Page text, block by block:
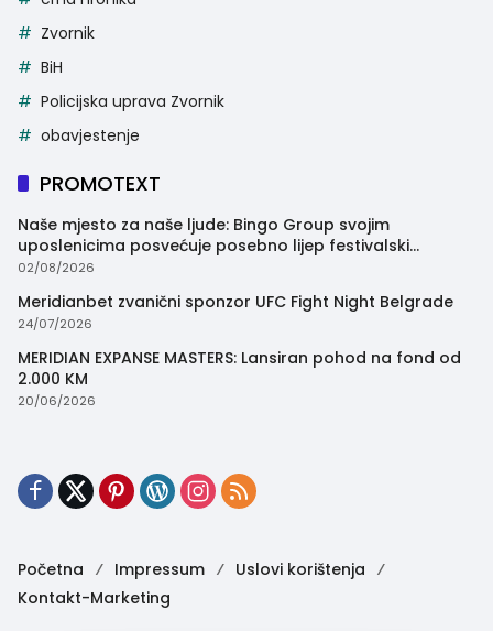
Zvornik
BiH
Policijska uprava Zvornik
obavjestenje
PROMOTEXT
Naše mjesto za naše ljude: Bingo Group svojim
uposlenicima posvećuje posebno lijep festivalski
trenutak
02/08/2026
Meridianbet zvanični sponzor UFC Fight Night Belgrade
24/07/2026
MERIDIAN EXPANSE MASTERS: Lansiran pohod na fond od
2.000 KM
20/06/2026
Početna Impressum
Uslovi korištenja
Kontakt-Marketing